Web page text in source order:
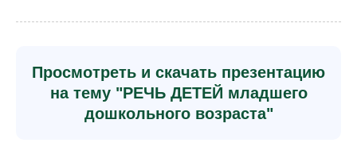
Просмотреть и скачать презентацию
на тему "РЕЧЬ ДЕТЕЙ младшего
дошкольного возраста"